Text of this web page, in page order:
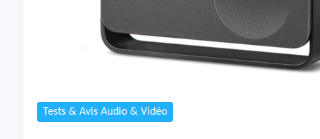
Tests & Avis Audio & Vidéo